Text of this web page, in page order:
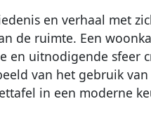
en verhaal met
de ruimte. Een
en uitnodigende sfeer
van het gebruik
in een moderne